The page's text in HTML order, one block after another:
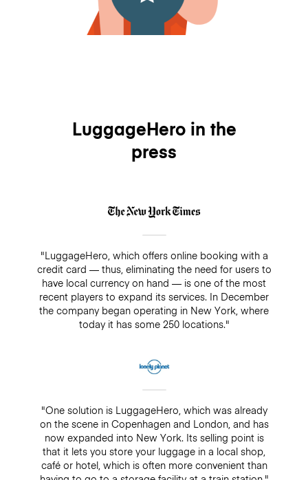
LuggageHero in the
press
"LuggageHero, which offers online booking with a
credit card — thus, eliminating the need for users to
have local currency on hand — is one of the most
recent players to expand its services. In December
the company began operating in New York, where
today it has some 250 locations."
"One solution is LuggageHero, which was already
on the scene in Copenhagen and London, and has
now expanded into New York. Its selling point is
that it lets you store your luggage in a local shop,
café or hotel, which is often more convenient than